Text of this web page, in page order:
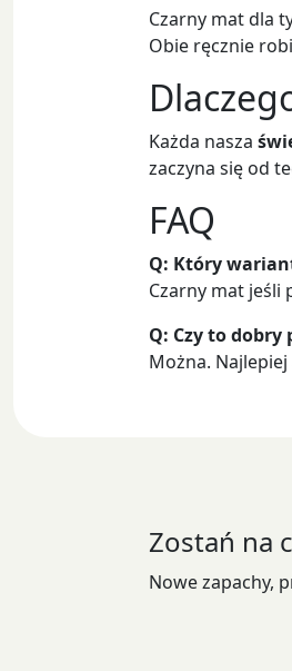
Czarny mat dla
Obie ręcznie
Każda nasza
zaczyna się od
FAQ
Q: Który
Czarny mat jeśli
Q: Czy to dobry
Można.
Zostań na
Nowe zapachy,